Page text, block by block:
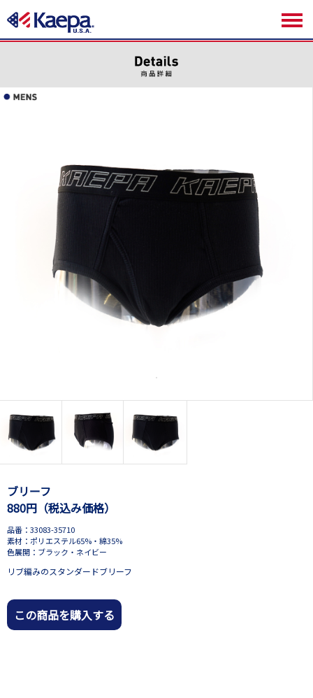
ブリーフ
880円（税込み価格）
品番：33083-35710
素材：ポリエステル65%・綿35%
色展開：ブラック・ネイビー
リブ編みのスタンダードブリーフ
この商品を購入する